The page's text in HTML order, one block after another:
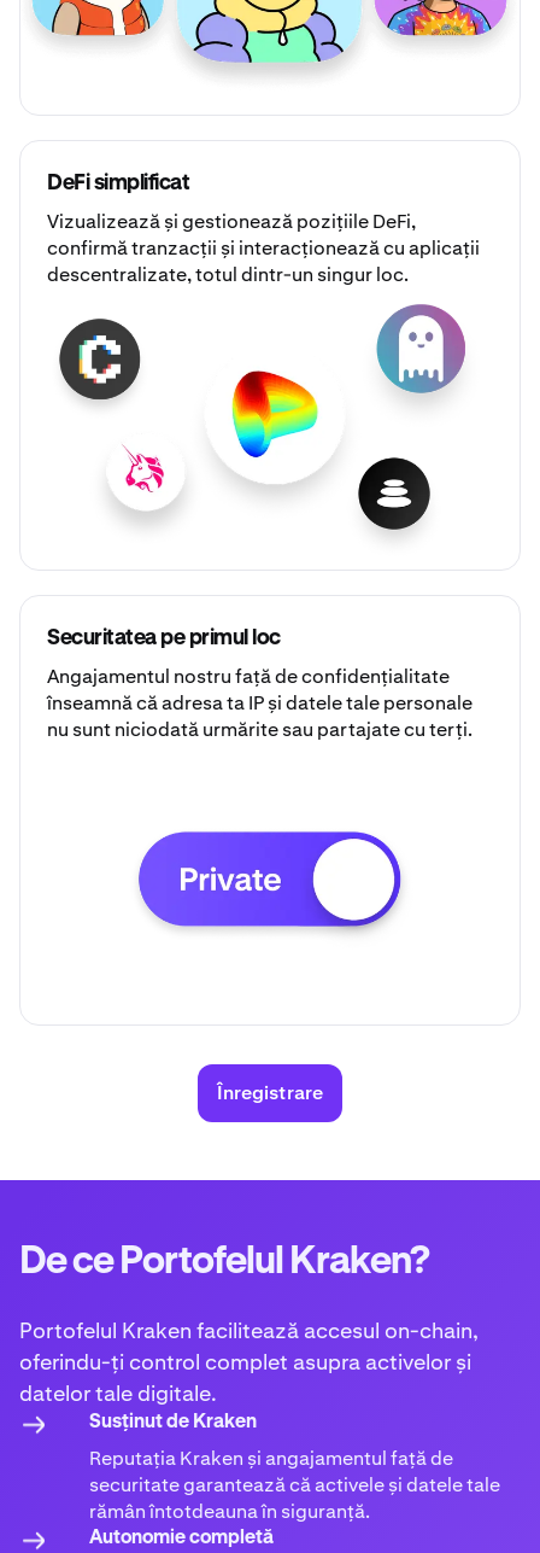
DeFi simplificat
Vizualizează și gestionează pozițiile DeFi,
confirmă tranzacții și interacționează cu aplicații
descentralizate, totul dintr-un singur loc.
Securitatea pe primul loc
Angajamentul nostru față de confidențialitate
înseamnă că adresa ta IP și datele tale personale
nu sunt niciodată urmărite sau partajate cu terți.
Înregistrare
De ce Portofelul Kraken?
Portofelul Kraken facilitează accesul on-chain,
oferindu-ți control complet asupra activelor și
datelor tale digitale.
Susținut de Kraken
Reputația Kraken și angajamentul față de
securitate garantează că activele și datele tale
rămân întotdeauna în siguranță.
Autonomie completă